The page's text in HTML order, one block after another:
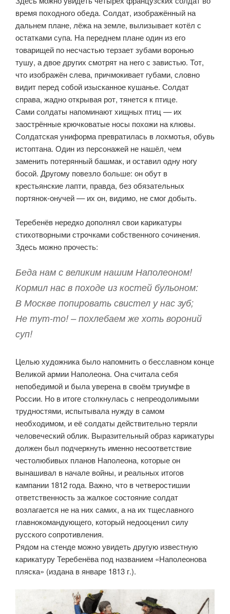
время походного обеда. Солдат, изображённый на
дальнем плане, лёжа на земле, вылизывает котёл с
остатками супа. На переднем плане один из его
товарищей по несчастью терзает зубами воронью
тушу, а двое других смотрят на него с завистью. Тот,
что изображён слева, причмокивает губами, словно
видит перед собой изысканное кушанье. Солдат
справа, жадно открывая рот, тянется к птице.
Сами солдаты напоминают хищных птиц –– их
заострённые крючковатые носы похожи на клювы.
Солдатская униформа превратилась в лохмотья, обувь
истоптана. Один из персонажей не нашёл, чем
заменить потерянный башмак, и оставил одну ногу
босой. Другому повезло больше: он обут в
крестьянские лапти, правда, без обязательных
портянок-онучей –– их он, видимо, не смог добыть.
Теребенёв нередко дополнял свои карикатуры
стихотворными строчками собственного сочинения.
Здесь можно прочесть:
Беда нам с великим нашим Наполеоном!
Кормил нас в походе из костей бульоном:
В Москве попировать свистел у нас зуб;
Не тут-то! – похлебаем же хоть вороний
суп!
Целью художника было напомнить о бесславном конце
Великой армии Наполеона. Она считала себя
непобедимой и была уверена в своём триумфе в
России. Но в итоге столкнулась с непреодолимыми
трудностями, испытывала нужду в самом
необходимом, и её солдаты действительно теряли
человеческий облик. Выразительный образ карикатуры
должен был подчеркнуть именно несоответствие
честолюбивых планов Наполеона, которые он
вынашивал в начале войны, и реальных итогов
кампании 1812 года. Важно, что в четверостишии
ответственность за жалкое состояние солдат
возлагается не на них самих, а на их тщеславного
главнокомандующего, который недооценил силу
русского сопротивления.
Рядом на стенде можно увидеть другую известную
карикатуру Теребенёва под названием «Наполеонова
пляска» (издана в январе 1813 г.).